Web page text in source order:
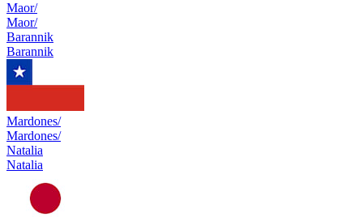
Maor/
Maor/
Barannik
Barannik
Mardones/
Mardones/
Natalia
Natalia